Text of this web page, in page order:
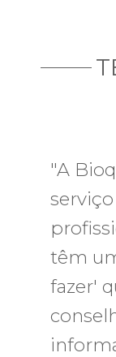
"A
têm
fazer'
com a
minha
para
um